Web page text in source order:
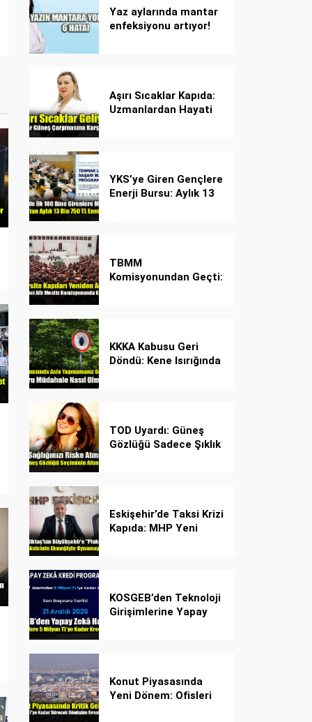
Yaz aylarında mantar
enfeksiyonu artıyor!
Aşırı Sıcaklar Kapıda:
Uzmanlardan Hayati
YKS’ye Giren Gençlere
Enerji Bursu: Aylık 13
TBMM
Komisyonundan Geçti:
KKKA Kabusu Geri
Döndü: Kene Isırığında
TOD Uyardı: Güneş
Gözlüğü Sadece Şıklık
Eskişehir’de Taksi Krizi
Kapıda: MHP Yeni
KOSGEB’den Teknoloji
Girişimlerine Yapay
Konut Piyasasında
Yeni Dönem: Ofisleri